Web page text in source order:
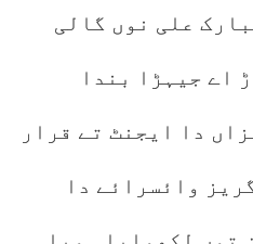
علی نوں گالی
اے جیہڑا بندا
دا ایجنٹ تے قرار
وائسرائے دا